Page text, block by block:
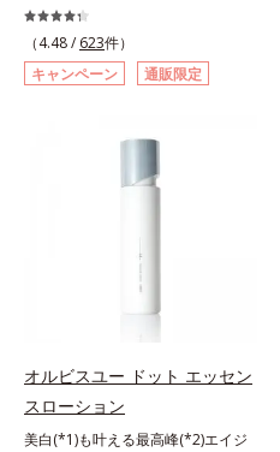
打ち止め感に。年齢とともに加速す
る肌悩み(*2)にブレーキをかけ、化
粧水前の土台(*3)づくりで、うるお
いに満ち満ちた内側から弾むような
と不安…。いろいろケアしているの
そんな大人の肌悩みにアプローチす
プセルの表面は肌になじみやすい構
造(*4)。内包した美容成分(*5)の浸
透をサポートし、角層すみずみをう
るおいで満たします。さらに“うる
おいの通り道”を作って化粧水のな
じみ感をUP。化粧水前に使うこと
で、普段の化粧水の手ごたえをより
実感できる、しっとり整った肌状態
（4.48 / 623件）
キャンペーン
通販限定
オルビスユー ドット エッセン
スローション
美白(*1)も叶える最高峰(*2)エイジ